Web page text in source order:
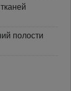
полости